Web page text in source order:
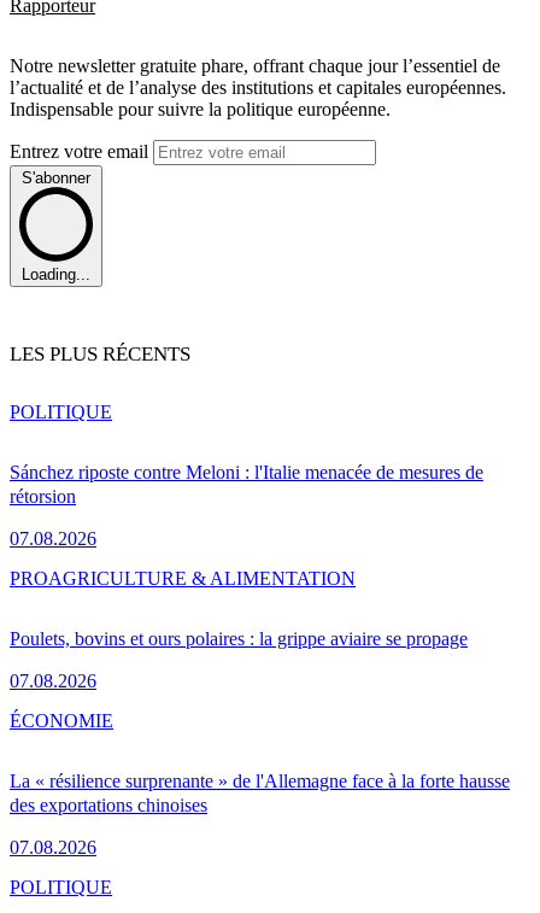
Rapporteur
Notre newsletter gratuite phare, offrant chaque jour l’essentiel de
l’actualité et de l’analyse des institutions et capitales européennes.
Indispensable pour suivre la politique européenne.
Entrez votre email
S'abonner
Loading...
LES PLUS RÉCENTS
Sánchez riposte contre Meloni : l'Italie menacée de mesures de
rétorsion
07.08.2026
POLITIQUE
Poulets, bovins et ours polaires : la grippe aviaire se propage
07.08.2026
PROAGRICULTURE & ALIMENTATION
La « résilience surprenante » de l'Allemagne face à la forte hausse
des exportations chinoises
07.08.2026
ÉCONOMIE
POLITIQUE